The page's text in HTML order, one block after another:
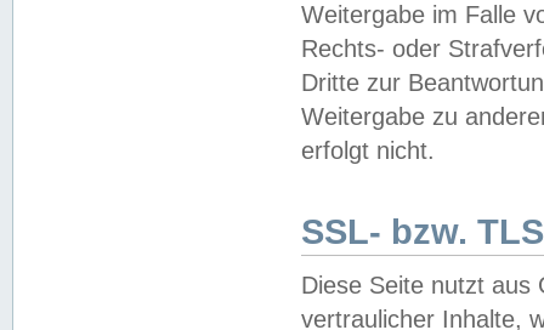
Weitergabe im Falle
Rechts- oder
Dritte zur
Weitergabe zu
erfolgt nicht.
SSL- bzw.
Diese Seite nutzt aus
vertraulicher Inhalte,